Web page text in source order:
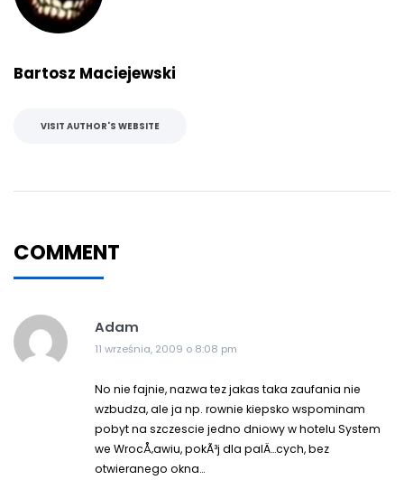
Bartosz Maciejewski
VISIT AUTHOR'S WEBSITE
COMMENT
Adam
11 września, 2009 o 8:08 pm
No nie fajnie, nazwa tez jakas taka zaufania nie
wzbudza, ale ja np. rownie kiepsko wspominam
pobyt na szczescie jedno dniowy w hotelu System
we WrocÅ‚awiu, pokÃ³j dla palÄ…cych, bez
otwieranego okna…